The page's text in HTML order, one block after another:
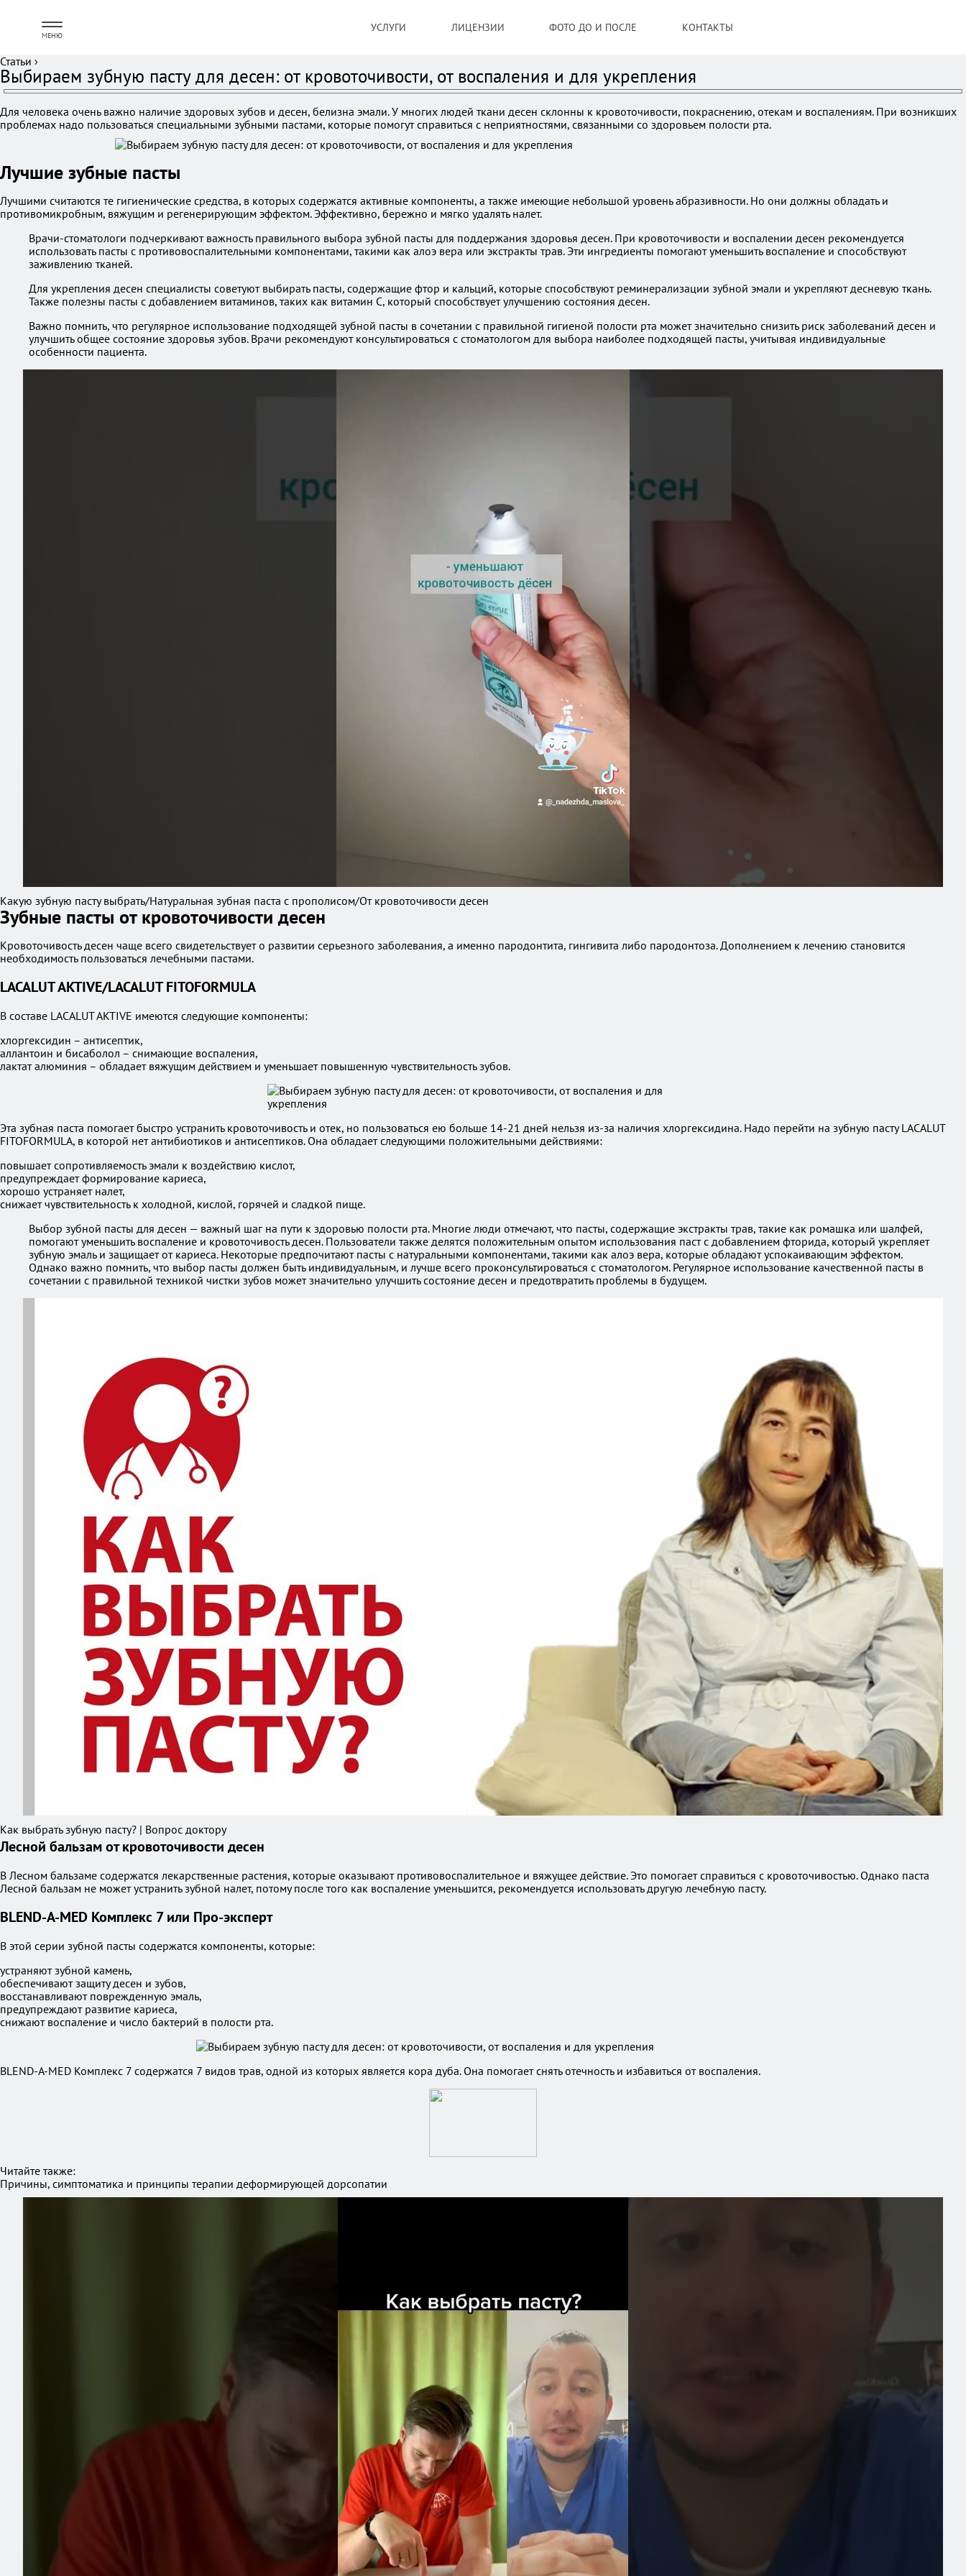
МЕНЮ
УСЛУГИ ЛИЦЕНЗИИ ФОТО ДО И ПОСЛЕ КОНТАКТЫ
Статьи ›
Выбираем зубную пасту для десен: от кровоточивости, от воспаления и для укрепления
Для человека очень важно наличие здоровых зубов и десен, белизна эмали. У многих людей ткани десен склонны к кровоточивости, покраснению, отекам и воспалениям. При возникших
проблемах надо пользоваться специальными зубными пастами, которые помогут справиться с неприятностями, связанными со здоровьем полости рта.
Лучшие зубные пасты
Лучшими считаются те гигиенические средства, в которых содержатся активные компоненты, а также имеющие небольшой уровень абразивности. Но они должны обладать и
противомикробным, вяжущим и регенерирующим эффектом. Эффективно, бережно и мягко удалять налет.
Врачи-стоматологи подчеркивают важность правильного выбора зубной пасты для поддержания здоровья десен. При кровоточивости и воспалении десен рекомендуется
использовать пасты с противовоспалительными компонентами, такими как алоэ вера или экстракты трав. Эти ингредиенты помогают уменьшить воспаление и способствуют
заживлению тканей.
Для укрепления десен специалисты советуют выбирать пасты, содержащие фтор и кальций, которые способствуют реминерализации зубной эмали и укрепляют десневую ткань.
Также полезны пасты с добавлением витаминов, таких как витамин C, который способствует улучшению состояния десен.
Важно помнить, что регулярное использование подходящей зубной пасты в сочетании с правильной гигиеной полости рта может значительно снизить риск заболеваний десен и
улучшить общее состояние здоровья зубов. Врачи рекомендуют консультироваться с стоматологом для выбора наиболее подходящей пасты, учитывая индивидуальные
особенности пациента.
Какую зубную пасту выбрать/Натуральная зубная паста с прополисом/От кровоточивости десен
Зубные пасты от кровоточивости десен
Кровоточивость десен чаще всего свидетельствует о развитии серьезного заболевания, а именно пародонтита, гингивита либо пародонтоза. Дополнением к лечению становится
необходимость пользоваться лечебными пастами.
LACALUT AKTIVE/LACALUT FITOFORMULA
В составе LACALUT AKTIVE имеются следующие компоненты:
хлоргексидин – антисептик,
аллантоин и бисаболол – снимающие воспаления,
лактат алюминия – обладает вяжущим действием и уменьшает повышенную чувствительность зубов.
Эта зубная паста помогает быстро устранить кровоточивость и отек, но пользоваться ею больше 14-21 дней нельзя из-за наличия хлоргексидина. Надо перейти на зубную пасту LACALUT
FITOFORMULA, в которой нет антибиотиков и антисептиков. Она обладает следующими положительными действиями:
повышает сопротивляемость эмали к воздействию кислот,
предупреждает формирование кариеса,
хорошо устраняет налет,
снижает чувствительность к холодной, кислой, горячей и сладкой пище.
Выбор зубной пасты для десен — важный шаг на пути к здоровью полости рта. Многие люди отмечают, что пасты, содержащие экстракты трав, такие как ромашка или шалфей,
помогают уменьшить воспаление и кровоточивость десен. Пользователи также делятся положительным опытом использования паст с добавлением фторида, который укрепляет
зубную эмаль и защищает от кариеса. Некоторые предпочитают пасты с натуральными компонентами, такими как алоэ вера, которые обладают успокаивающим эффектом.
Однако важно помнить, что выбор пасты должен быть индивидуальным, и лучше всего проконсультироваться с стоматологом. Регулярное использование качественной пасты в
сочетании с правильной техникой чистки зубов может значительно улучшить состояние десен и предотвратить проблемы в будущем.
Как выбрать зубную пасту? | Вопрос доктору
Лесной бальзам от кровоточивости десен
В Лесном бальзаме содержатся лекарственные растения, которые оказывают противовоспалительное и вяжущее действие. Это помогает справиться с кровоточивостью. Однако паста
Лесной бальзам не может устранить зубной налет, потому после того как воспаление уменьшится, рекомендуется использовать другую лечебную пасту.
BLEND-A-MED Комплекс 7 или Про-эксперт
В этой серии зубной пасты содержатся компоненты, которые:
устраняют зубной камень,
обеспечивают защиту десен и зубов,
восстанавливают поврежденную эмаль,
предупреждают развитие кариеса,
снижают воспаление и число бактерий в полости рта.
BLEND-A-MED Комплекс 7 содержатся 7 видов трав, одной из которых является кора дуба. Она помогает снять отечность и избавиться от воспаления.
Читайте также:
Причины, симптоматика и принципы терапии деформирующей дорсопатии